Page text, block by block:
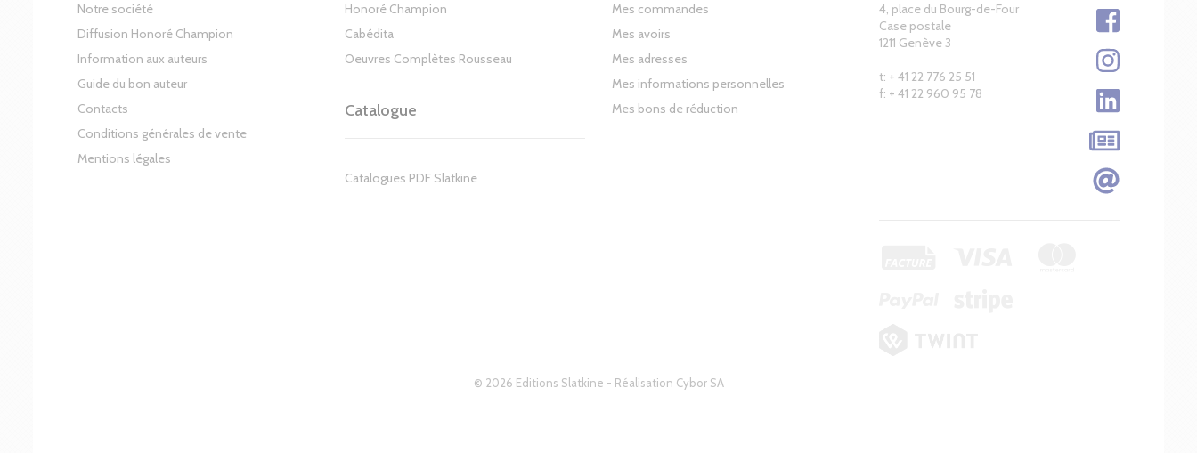
Notre société
Diffusion Honoré Champion
Information aux auteurs
Guide du bon auteur
Contacts
Conditions générales de vente
Mentions légales
© 2026 Editions Slatkine - Réalisation Cybor SA
Honoré Champion
Cabédita
Oeuvres Complètes Rousseau
Catalogue
Catalogues PDF Slatkine
Mes commandes
Mes avoirs
Mes adresses
Mes informations personnelles
Mes bons de réduction
4, place du Bourg-de-Four
Case postale
1211 Genève 3
t: + 41 22 776 25 51
f: + 41 22 960 95 78